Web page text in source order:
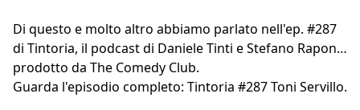
Di questo e molto altro abbiamo parlato nell'ep. #287
di Tintoria, il podcast di Daniele Tinti eStefano Rapone
prodotto da The Comedy Club.
Guarda l'episodio completo: Tintoria #287 Toni Servillo.